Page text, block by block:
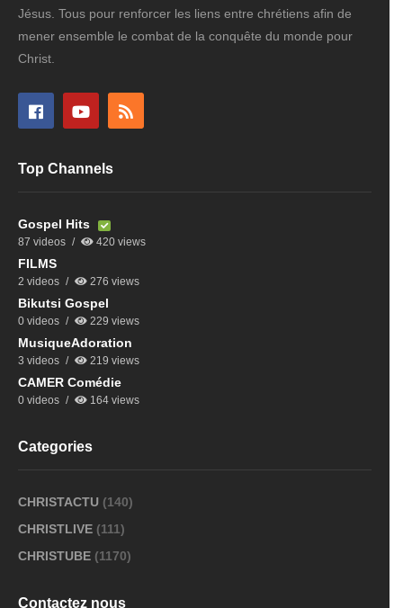
Jésus. Tous pour renforcer les liens entre chrétiens afin de
mener ensemble le combat de la conquête du monde pour
Christ.
Top Channels
Gospel Hits
87 videos 420 views
FILMS
2 videos 276 views
Bikutsi Gospel
0 videos 229 views
MusiqueAdoration
3 videos 219 views
CAMER Comédie
0 videos 164 views
Categories
CHRISTACTU (140)
CHRISTLIVE (111)
CHRISTUBE (1170)
Contactez nous